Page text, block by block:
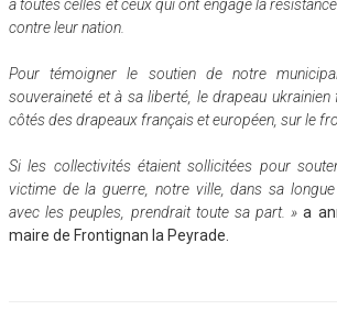
à toutes celles et ceux qui ont engagé la
contre leur nation.
Pour témoigner le soutien de notre
souveraineté et à sa liberté, le drapeau
côtés des drapeaux français et européen, sur le
Si les collectivités étaient sollicitées pour
victime de la guerre, notre ville, dans sa
avec les peuples, prendrait toute sa part. »a
maire de Frontignan la Peyrade.